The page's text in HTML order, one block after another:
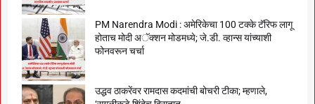
PM Narendra Modi : अमेरिकेचा 100 टक्के टॅरिफ लागू
होताच मोदी अॅक्शन मोडमध्ये; जे.डी. व्हान्स यांच्याशी
फोनवरून चर्चा
उद्धव ठाकरेंवर रामदास कदमांची बोचरी टीका; म्हणाले,